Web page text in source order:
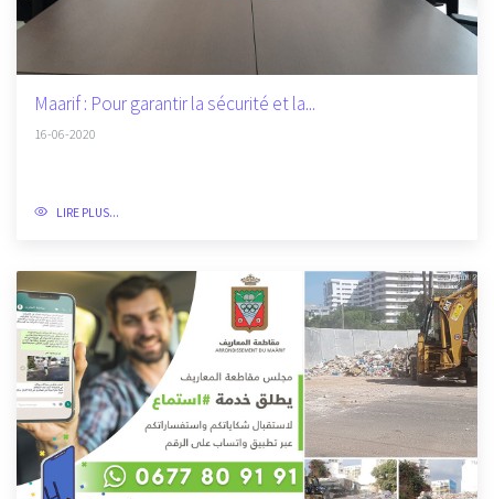
Maarif : Pour garantir la sécurité et la...
16-06-2020
LIRE PLUS...